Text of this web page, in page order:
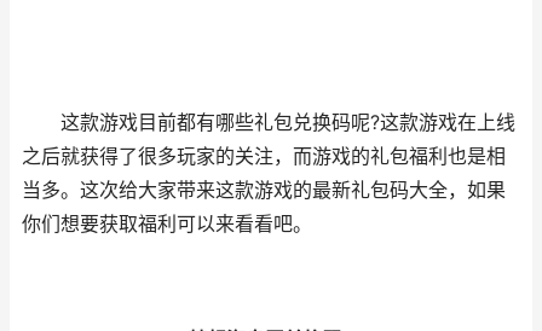
这款游戏目前都有哪些礼包兑换码呢?这款游戏在上线
之后就获得了很多玩家的关注，而游戏的礼包福利也是相
当多。这次给大家带来这款游戏的最新礼包码大全，如果
你们想要获取福利可以来看看吧。